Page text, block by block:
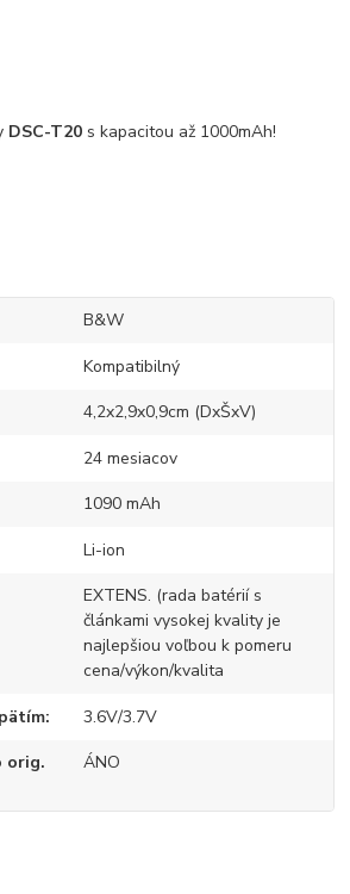
DSC-T20 s kapacitou až 1000mAh!
B&W
Kompatibilný
4,2x2,9x0,9cm (DxŠxV)
24 mesiacov
1090 mAh
Li-ion
EXTENS. (rada batérií s
článkami vysokej kvality je
najlepšiou voľbou k pomeru
cena/výkon/kvalita
3.6V/3.7V
orig.
ÁNO